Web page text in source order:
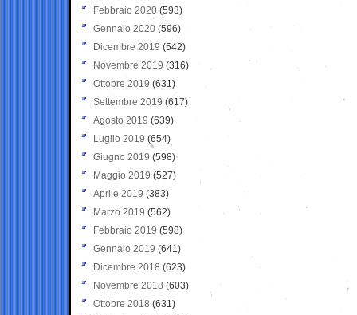
Febbraio 2020 (593)
Gennaio 2020 (596)
Dicembre 2019 (542)
Novembre 2019 (316)
Ottobre 2019 (631)
Settembre 2019 (617)
Agosto 2019 (639)
Luglio 2019 (654)
Giugno 2019 (598)
Maggio 2019 (527)
Aprile 2019 (383)
Marzo 2019 (562)
Febbraio 2019 (598)
Gennaio 2019 (641)
Dicembre 2018 (623)
Novembre 2018 (603)
Ottobre 2018 (631)